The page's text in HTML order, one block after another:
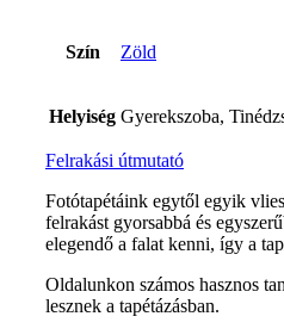
Szín Zöld
Helyiség Gyerekszoba,
Felrakási útmutató
Fotótapétáink egytől egyik
felrakást gyorsabbá és
elegendő a falat kenni, így a
Oldalunkon számos hasznos
lesznek a tapétázásban.